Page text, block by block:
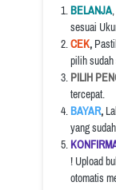
BELANJA
sesuai
CEK,
pilih
PILIH
tercepat.
BAYAR,
yang
! Upload
otomatis